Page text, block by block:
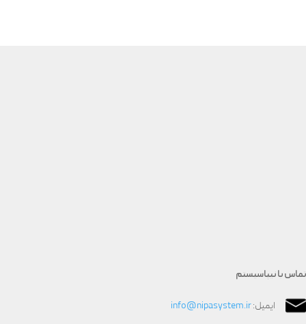
تماس با نیپاسیستم
ایمیل:info@nipasystem.ir